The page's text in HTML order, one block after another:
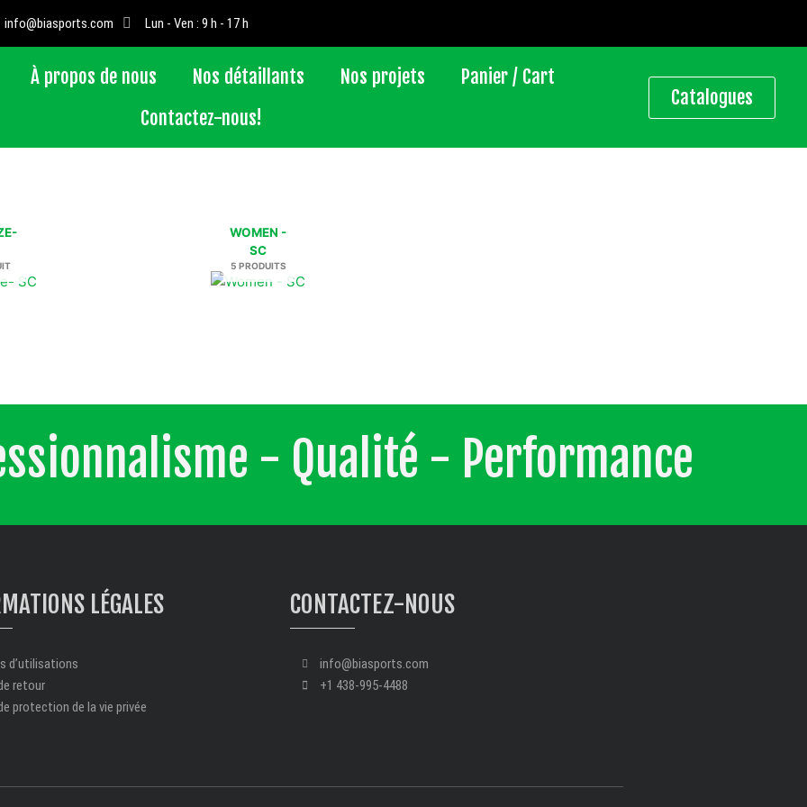
info@biasports.com Lun - Ven : 9 h - 17 h
À propos de nous Nos détaillants Nos projets
Panier / Cart
Contactez-nous!
Catalogues
WOMEN -
SC
5 PRODUITS
- Qualité - Performance
LÉGALES
d’utilisations
retour
protection de la vie privée
CONTACTEZ-NOUS
info@biasports.com
+1 438-995-4488